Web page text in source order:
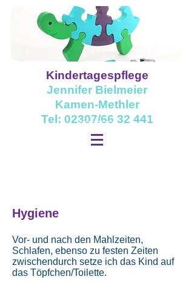
Kindertagespflege
Jennifer Bielmeier
Kamen-Methler
Tel: 02307/66 32 441
Hygiene
Vor- und nach den Mahlzeiten,
Schlafen, ebenso zu festen Zeiten
zwischendurch setze ich das Kind auf
das Töpfchen/Toilette.